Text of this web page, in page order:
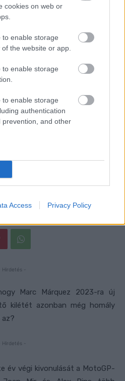
cookies on web or
to enable storage
the website or app.
to enable storage
to enable storage
authentication
and other
Access Privacy Policy